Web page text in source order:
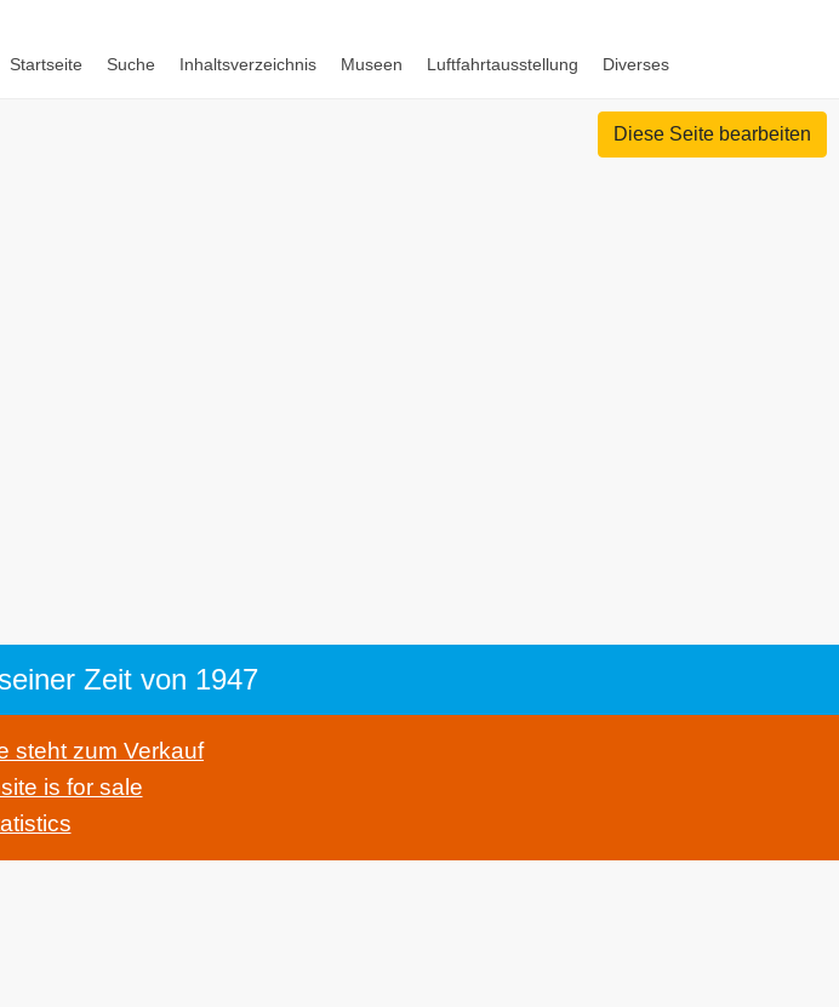
Startseite Suche Inhaltsverzeichnis Museen Luftfahrtausstellung Diverses
Diese Seite bearbeiten
Zeit von 1947
steht zum Verkauf
is for sale